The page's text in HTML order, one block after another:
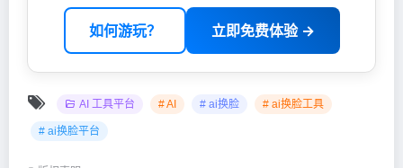
如何游玩？ 立即免费体验 →
AI 工具平台 # AI # ai换脸 # ai换脸工具
# ai换脸平台